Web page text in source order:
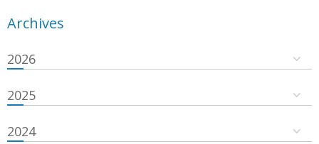
Archives
2026
2025
2024